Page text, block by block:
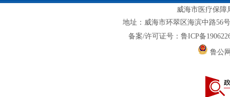
威海市医疗保障
地址：威海市环翠区海滨中路56
备案/许可证号：鲁ICP备
鲁公